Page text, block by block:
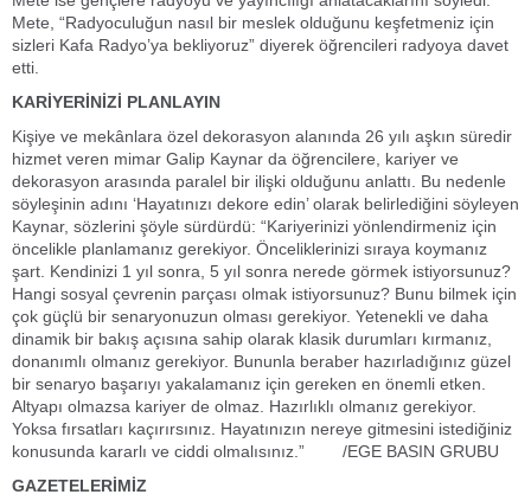
Mete, “Radyoculuğun nasıl bir meslek olduğunu keşfetmeniz için
sizleri Kafa Radyo’ya bekliyoruz” diyerek öğrencileri radyoya davet
etti.
KARİYERİNİZİ PLANLAYIN
Kişiye ve mekânlara özel dekorasyon alanında 26 yılı aşkın süredir
hizmet veren mimar Galip Kaynar da öğrencilere, kariyer ve
dekorasyon arasında paralel bir ilişki olduğunu anlattı. Bu nedenle
söyleşinin adını ‘Hayatınızı dekore edin’ olarak belirlediğini söyleyen
Kaynar, sözlerini şöyle sürdürdü: “Kariyerinizi yönlendirmeniz için
öncelikle planlamanız gerekiyor. Önceliklerinizi sıraya koymanız
şart. Kendinizi 1 yıl sonra, 5 yıl sonra nerede görmek istiyorsunuz?
Hangi sosyal çevrenin parçası olmak istiyorsunuz? Bunu bilmek için
çok güçlü bir senaryonuzun olması gerekiyor. Yetenekli ve daha
dinamik bir bakış açısına sahip olarak klasik durumları kırmanız,
donanımlı olmanız gerekiyor. Bununla beraber hazırladığınız güzel
bir senaryo başarıyı yakalamanız için gereken en önemli etken.
Altyapı olmazsa kariyer de olmaz. Hazırlıklı olmanız gerekiyor.
Yoksa fırsatları kaçırırsınız. Hayatınızın nereye gitmesini istediğiniz
konusunda kararlı ve ciddi olmalısınız.” /EGE BASIN GRUBU
GAZETELERİMİZ